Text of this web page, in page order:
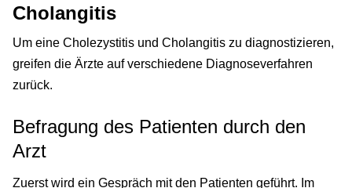
Cholangitis
Um eine Cholezystitis und Cholangitis zu diagnostizieren,
greifen die Ärzte auf verschiedene Diagnoseverfahren
zurück.
Befragung des Patienten durch den
Arzt
Zuerst wird ein Gespräch mit den Patienten geführt. Im